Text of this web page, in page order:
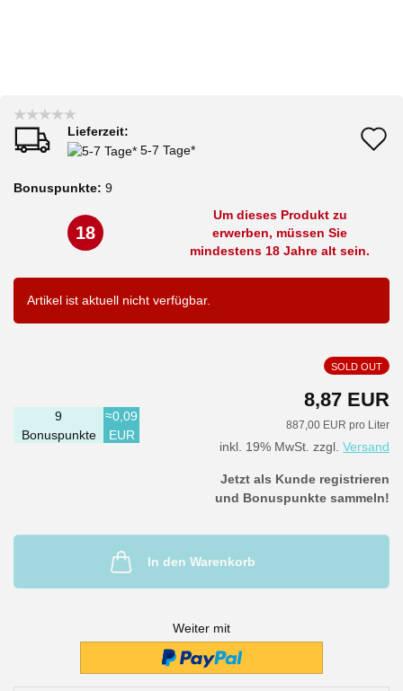
Lieferzeit:
5-7 Tage*
Bonuspunkte: 9
18
Um dieses Produkt zu
erwerben, müssen Sie
mindestens 18 Jahre alt sein.
Artikel ist aktuell nicht verfügbar.
SOLD OUT
8,87 EUR
887,00 EUR pro Liter
inkl. 19% MwSt. zzgl. Versand
9
Bonuspunkte
≈0,09
EUR
Jetzt als Kunde registrieren
und Bonuspunkte sammeln!
In den Warenkorb
Weiter mit